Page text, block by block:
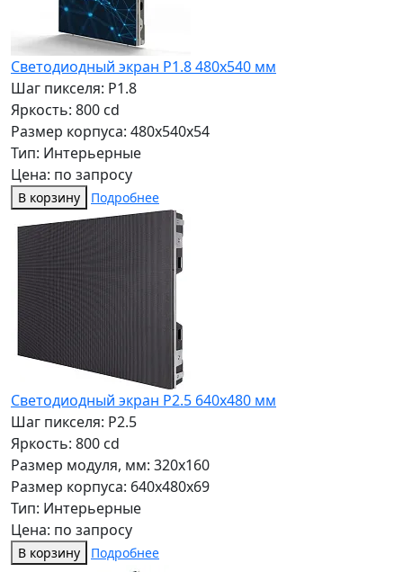
Светодиодный экран P1.8 480x540 мм
Шаг пикселя: P1.8
Яркость: 800 cd
Размер корпуса: 480x540x54
Тип: Интерьерные
Цена: по запросу
В корзину Подробнее
Светодиодный экран P2.5 640x480 мм
Шаг пикселя: P2.5
Яркость: 800 cd
Размер модуля, мм: 320x160
Размер корпуса: 640x480x69
Тип: Интерьерные
Цена: по запросу
В корзину Подробнее